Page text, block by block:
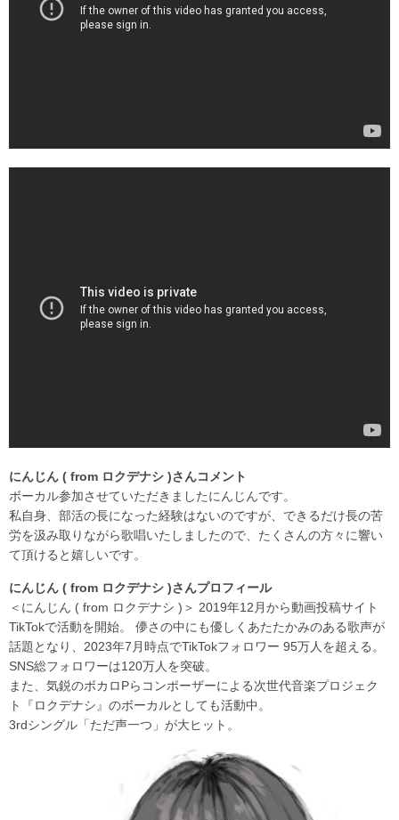
にんじん ( from ロクデナシ )さんコメント
ボーカル参加させていただきましたにんじんです。
私自身、部活の長になった経験はないのですが、できるだけ長の苦
労を汲み取りながら歌唱いたしましたので、たくさんの方々に響い
て頂けると嬉しいです。
にんじん ( from ロクデナシ )さんプロフィール
＜にんじん ( from ロクデナシ )＞ 2019年12月から動画投稿サイト
TikTokで活動を開始。 儚さの中にも優しくあたたかみのある歌声が
話題となり、2023年7月時点でTikTokフォロワー 95万人を超える。
SNS総フォロワーは120万人を突破。
また、気鋭のボカロPらコンポーザーによる次世代音楽プロジェク
ト『ロクデナシ』のボーカルとしても活動中。
3rdシングル「ただ声一つ」が大ヒット。